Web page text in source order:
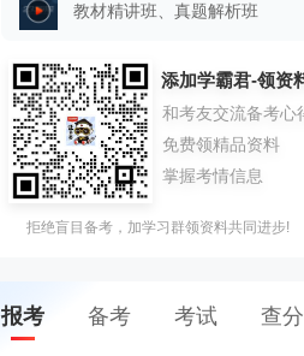
教材精讲班、真题解析班
拒绝盲目备考，加学习群领资料共同进步!
报考 备考 考试 查分